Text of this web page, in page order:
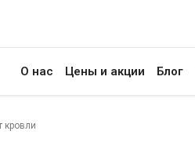
О нас Цены и акции Блог
кровли